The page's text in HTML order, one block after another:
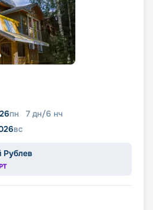
пн 7 дн/6 нч
вс
Рублев